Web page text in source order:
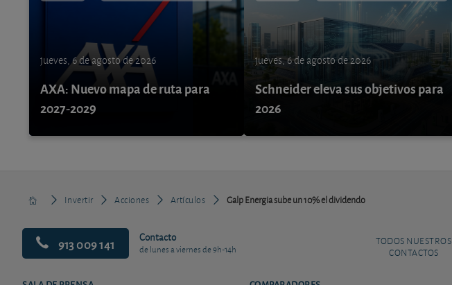
jueves, 6 de agosto de 2026
AXA: Nuevo mapa de ruta para
2027-2029
jueves, 6 de agosto de 2026
Schneider eleva sus objetivos para
2026
Invertir Acciones Artículos Galp Energia sube un 10% el dividendo
913 009 141 Contacto
de lunes a viernes de 9h-14h
TODOS NUESTROS
CONTACTOS